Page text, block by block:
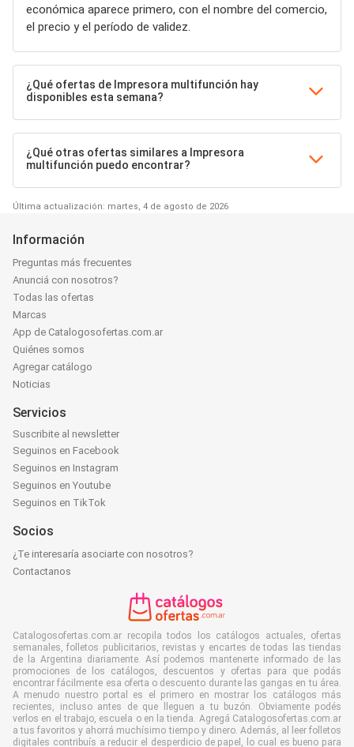
económica aparece primero, con el nombre del comercio,
el precio y el período de validez.
¿Qué ofertas de Impresora multifunción hay
disponibles esta semana?
¿Qué otras ofertas similares a Impresora
multifunción puedo encontrar?
Última actualización: martes, 4 de agosto de 2026
Información
Preguntas más frecuentes
Anunciá con nosotros?
Todas las ofertas
Marcas
App de Catalogosofertas.com.ar
Quiénes somos
Agregar catálogo
Noticias
Servicios
Suscribite al newsletter
Seguinos en Facebook
Seguinos en Instagram
Seguinos en Youtube
Seguinos en TikTok
Socios
¿Te interesaría asociarte con nosotros?
Contactanos
Catalogosofertas.com.ar recopila todos los catálogos actuales, ofertas
semanales, folletos publicitarios, revistas y encartes de todas las tiendas
de la Argentina diariamente. Así podemos mantenerte informado de las
promociones de los catálogos, descuentos y ofertas para que podás
encontrar fácilmente esa oferta o descuento durante las gangas en tu área.
A menudo nuestro portal es el primero en mostrar los catálogos más
recientes, incluso antes de que lleguen a tu buzón. Obviamente podés
verlos en el trabajo, escuela o en la tienda. Agregá Catalogosofertas.com.ar
a tus favoritos y ahorrá muchísimo tiempo y dinero. Además, al leer folletos
digitales contribuís a reducir el desperdicio de papel, lo cual es bueno para